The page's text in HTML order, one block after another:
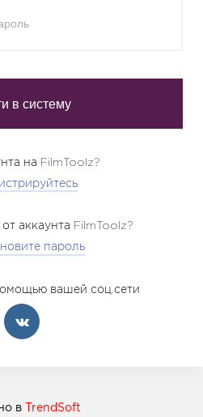
на FilmToolz?
аккаунта FilmToolz?
пароль
вашей соц.сети
в TrendSoft